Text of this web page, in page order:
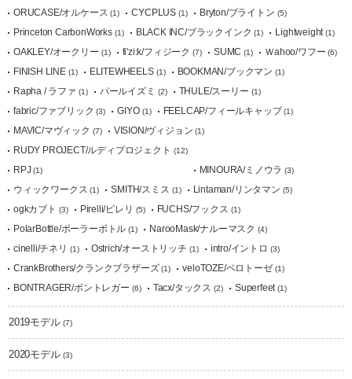
ORUCASE/オルケース (1) CYCPLUS (1) Bryton/ブライトン (5)
Princeton CarbonWorks(1) BLACK INC/ブラックインク (1) Lightweight (1)
OAKLEY/オークリー (1) fi'zi:k/フィジーク (7) SUMC (1) Ｗahoo/ワフー (6)
FINISH LINE (1) ELITEWHEELS(1) BOOKMAN/ブックマン (1)
Rapha / ラファ (1) パールイズミ (2) THULE/スーリー (1)
fabric/ファブリック (3) GIYO(1) FEELCAP/フィールキャップ(1)
MAVIC/マヴィック (7) VISION/ヴィジョン (1)
RUDY PROJECT/ルディプロジェクト (12)
RPJ (1) MINOURA/ミノウラ (3)
ウィックワークス (1) SMITH/スミス (1) Lintaman/リンタマン (5)
ogkカブト (3) Pirelli/ピレリ (5) FUCHS/フックス (1)
PolarBottle/ポーラーボトル (1) NarooMask/ナルーマスク (4)
cinelli/チネリ (1) Ostrich/オーストリッチ (1) intro/イントロ (3)
CrankBrothers/クランクブラザーズ (1) veloTOZE/ベロトーゼ(1)
BONTRAGER/ボントレガー (6) Tacx/タックス (2) Superfeet (1)
2019モデル(7)
2020モデル(3)